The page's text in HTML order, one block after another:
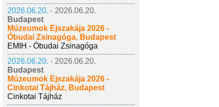
2026.06.20. - 2026.06.20.
Budapest
Múzeumok Éjszakája 2026 -
Óbudai Zsinagóga, Budapest
EMIH - Óbudai Zsinagóga
2026.06.20. - 2026.06.20.
Budapest
Múzeumok Éjszakája 2026 -
Cinkotai Tájház, Budapest
Cinkotai Tájház